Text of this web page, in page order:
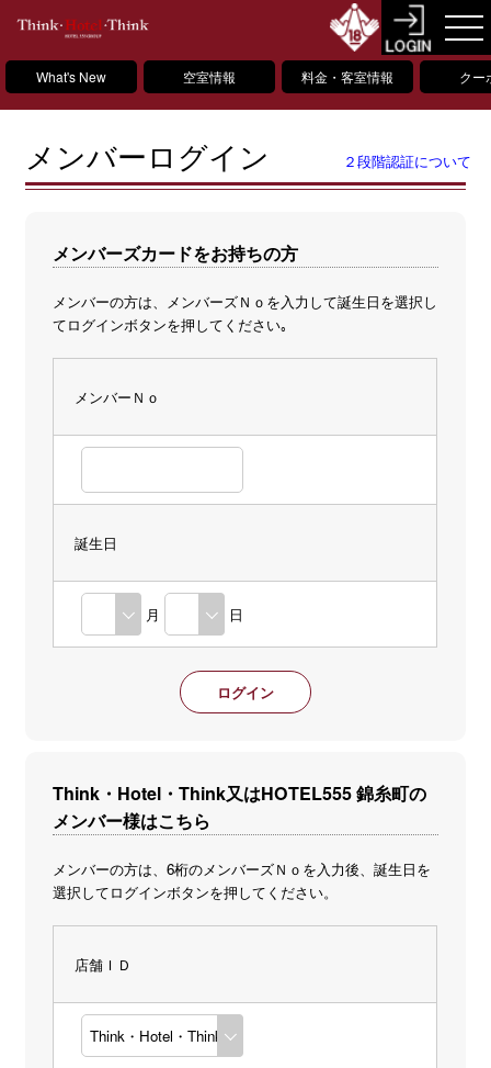
What's New 空室情報 料金・客室情報 クー
メンバーログイン ２段階認証について
メンバーズカードをお持ちの方
メンバーの方は、メンバーズＮｏを入力して誕生日を選択し
てログインボタンを押してください｡
メンバーＮｏ
誕生日
月 日
Think・Hotel・Think又はHOTEL555 錦糸町の
メンバー様はこちら
メンバーの方は、6桁のメンバーズＮｏを入力後、誕生日を
選択してログインボタンを押してください。
店舗ＩＤ